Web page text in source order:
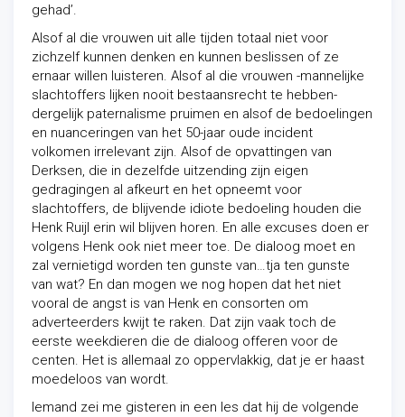
gehad’.
Alsof al die vrouwen uit alle tijden totaal niet voor
zichzelf kunnen denken en kunnen beslissen of ze
ernaar willen luisteren. Alsof al die vrouwen -mannelijke
slachtoffers lijken nooit bestaansrecht te hebben-
dergelijk paternalisme pruimen en alsof de bedoelingen
en nuanceringen van het 50-jaar oude incident
volkomen irrelevant zijn. Alsof de opvattingen van
Derksen, die in dezelfde uitzending zijn eigen
gedragingen al afkeurt en het opneemt voor
slachtoffers, de blijvende idiote bedoeling houden die
Henk Ruijl erin wil blijven horen. En alle excuses doen er
volgens Henk ook niet meer toe. De dialoog moet en
zal vernietigd worden ten gunste van…tja ten gunste
van wat? En dan mogen we nog hopen dat het niet
vooral de angst is van Henk en consorten om
adverteerders kwijt te raken. Dat zijn vaak toch de
eerste weekdieren die de dialoog offeren voor de
centen. Het is allemaal zo oppervlakkig, dat je er haast
moedeloos van wordt.
Iemand zei me gisteren in een les dat hij de volgende